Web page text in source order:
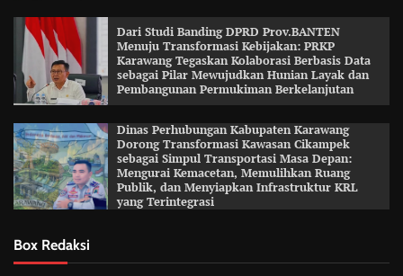
Dari Studi Banding DPRD Prov.BANTEN
Menuju Transformasi Kebijakan: PRKP
Karawang Tegaskan Kolaborasi Berbasis Data
sebagai Pilar Mewujudkan Hunian Layak dan
Pembangunan Permukiman Berkelanjutan
Dinas Perhubungan Kabupaten Karawang
Dorong Transformasi Kawasan Cikampek
sebagai Simpul Transportasi Masa Depan:
Mengurai Kemacetan, Memulihkan Ruang
Publik, dan Menyiapkan Infrastruktur KRL
yang Terintegrasi
Box Redaksi